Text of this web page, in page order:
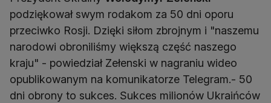
podziękował swym rodakom za 50 dni oporu
przeciwko Rosji. Dzięki siłom zbrojnym i "naszemu
narodowi obroniliśmy większą część naszego
kraju" - powiedział Zełenski w nagraniu wideo
opublikowanym na komunikatorze Telegram.- 50
dni obrony to sukces. Sukces milionów Ukraińców